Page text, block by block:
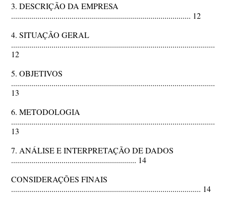
3. DESCRIÇÃO DA EMPRESA
......................................................................................... 12
4. SITUAÇÃO GERAL
.......................................................................................................
12
5. OBJETIVOS
13
6. METODOLOGIA
13
7. ANÁLISE E INTERPRETAÇÃO DE DADOS
.............................................................. 14
CONSIDERAÇÕES FINAIS
.............................................................................................. 14